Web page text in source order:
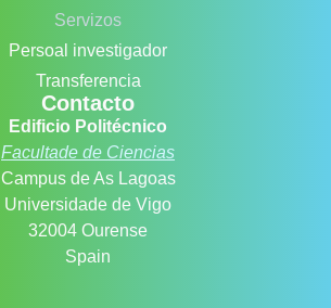
Servizos
Persoal investigador
Transferencia
Contacto
Edificio Politécnico
Facultade de Ciencias
Campus de As Lagoas
Universidade de Vigo
32004 Ourense
Spain